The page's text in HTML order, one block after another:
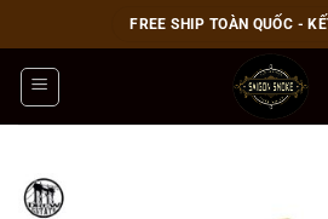
qua
nội
dung
FREE SHIP TOÀN QUỐC -